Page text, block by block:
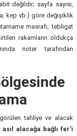
değildir; sayfa sayısı,
kep vb.) göre değişiklik
masrafı, tebligat
rakamların oldukça
noter tarafından
tahliye ve alacak
asıl alacağa bağlı fer'i